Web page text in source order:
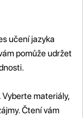
učení jazyka
pomůže udržet
Vyberte materiály,
Čtení vám